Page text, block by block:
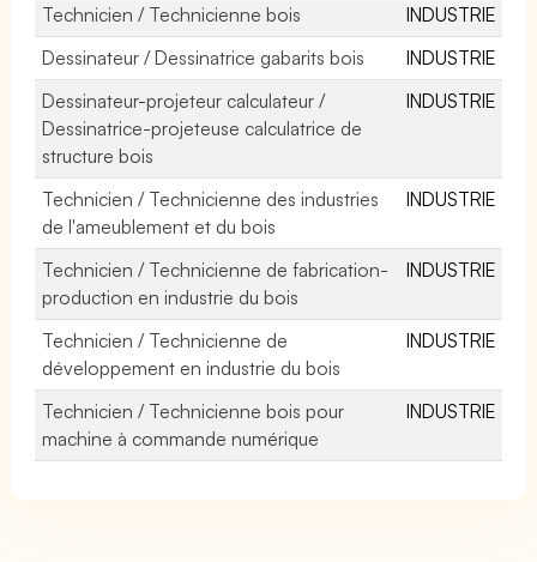
Technicien / Technicienne bois
INDUSTRIE
Dessinateur / Dessinatrice gabarits bois
INDUSTRIE
Dessinateur-projeteur calculateur /
Dessinatrice-projeteuse calculatrice de
structure bois
INDUSTRIE
Technicien / Technicienne des industries
de l'ameublement et du bois
INDUSTRIE
Technicien / Technicienne de fabrication-
production en industrie du bois
INDUSTRIE
Technicien / Technicienne de
développement en industrie du bois
INDUSTRIE
Technicien / Technicienne bois pour
machine à commande numérique
INDUSTRIE